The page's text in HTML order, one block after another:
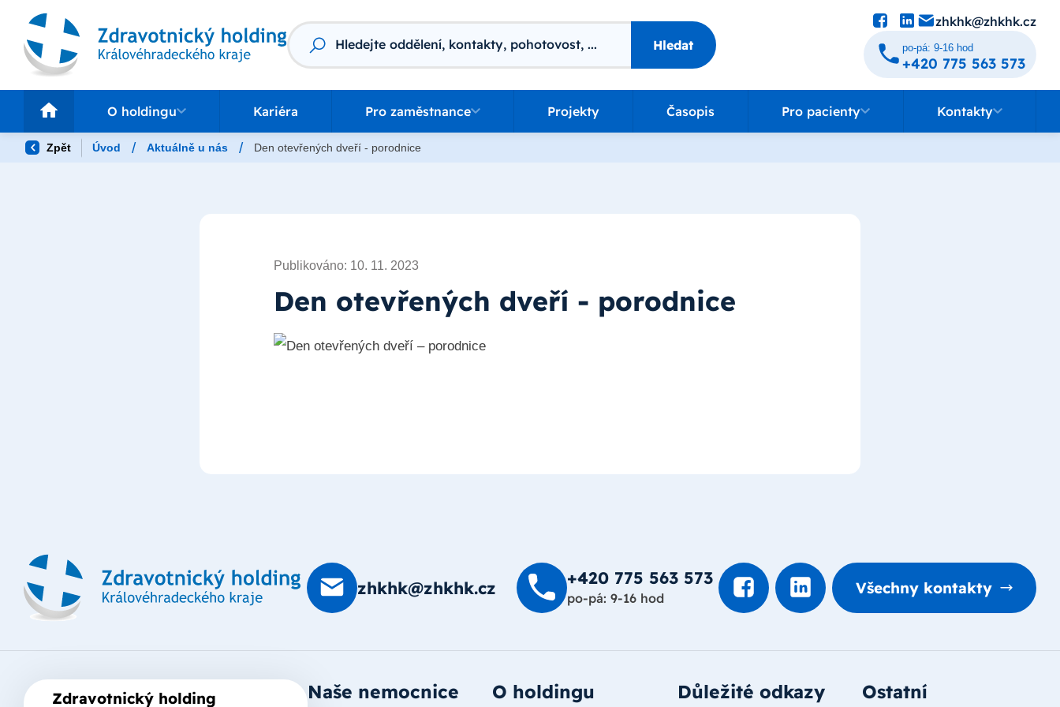
Vyhledávání
Hledat
zhkhk@zhkhk.cz
po-pá: 9-16 hod
+420 775 563 573
O holdingu Kariéra Pro zaměstnance Projekty Časopis Pro pacienty Kontakty
Zpět Úvod / Aktuálně u nás / Den otevřených dveří - porodnice
Publikováno: 10. 11. 2023
Den otevřených dveří - porodnice
zhkhk@zhkhk.cz +420 775 563 573
po-pá: 9-16 hod
Všechny kontakty
Zdravotnický holding Naše nemocnice O holdingu Důležité odkazy Ostatní